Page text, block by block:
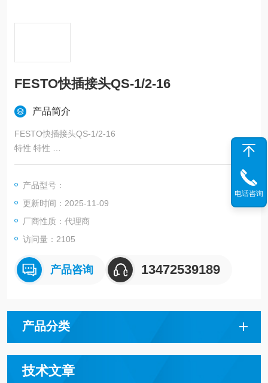
FESTO快插接头QS-1/2-16
产品简介
FESTO快插接头QS-1/2-16
特性 特性
尺寸 标准
装配位置 任意
容器尺寸 1
设计结构 推/拉原理
产品型号：
更新时间：2025-11-09
厂商性质：代理商
访问量：2105
产品咨询 13472539189
产品分类
技术文章
电话咨询